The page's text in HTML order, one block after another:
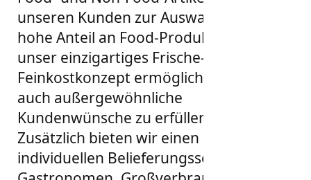
unseren Kunden zur Auswahl. Der
hohe Anteil an Food-Produkten und
unser einzigartiges Frische- und
Feinkostkonzept ermöglichen es uns,
auch außergewöhnliche
Kundenwünsche zu erfüllen.
Zusätzlich bieten wir einen
individuellen Belieferungsservice für